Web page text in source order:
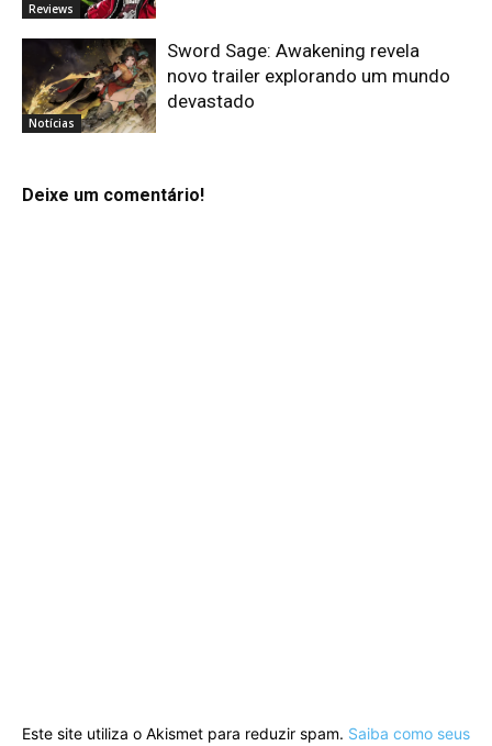
Reviews
Notícias
Sword Sage: Awakening revela
novo trailer explorando um mundo
devastado
Deixe um comentário!
Este site utiliza o Akismet para reduzir spam. Saiba como seus